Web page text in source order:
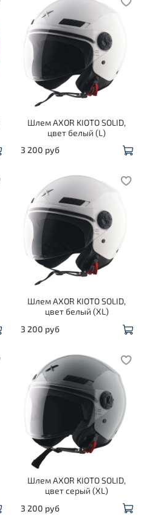
Шлем AXOR KIOTO SOLID,
цвет белый (L)
3 200 руб
Шлем AXOR KIOTO SOLID,
цвет белый (XL)
3 200 руб
Шлем AXOR KIOTO SOLID,
цвет серый (XL)
3 200 руб